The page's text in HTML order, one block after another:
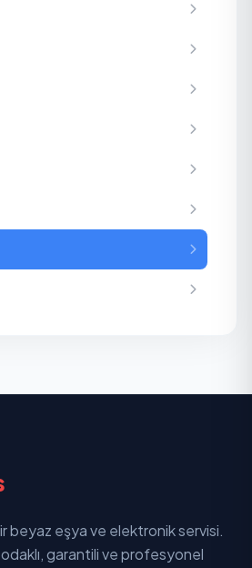
beyaz eşya ve elektronik servisi.
garantili ve profesyonel